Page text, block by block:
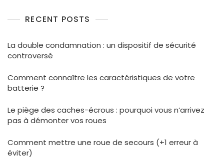
RECENT POSTS
La double condamnation : un dispositif de sécurité
controversé
Comment connaître les caractéristiques de votre
batterie ?
Le piège des caches-écrous : pourquoi vous n’arrivez
pas à démonter vos roues
Comment mettre une roue de secours (+1 erreur à
éviter)